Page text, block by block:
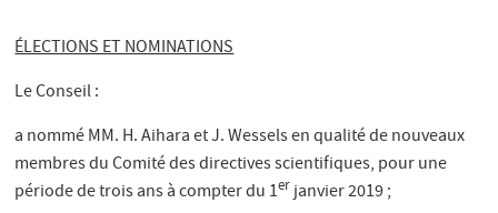
ÉLECTIONS ET NOMINATIONS
Le Conseil :
a nommé MM. H. Aihara et J. Wessels en qualité de nouveaux
membres du Comité des directives scientifiques, pour une
période de trois ans à compter du 1erjanvier 2019 ;